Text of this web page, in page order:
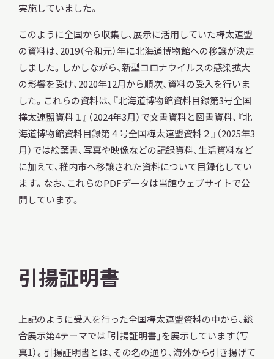
検
索
サイトマップ 入札・公開情報 プライバシーポリシー
X 公式アカウント YouTube公式チャンネル
実施していました。
このように全国から収集し、展示に活用していた樺太連盟
の資料は、2019（令和元）年に北海道博物館への移譲が決定
しました。しかしながら、新型コロナウイルスの感染拡大
の影響を受け、2020年12月から順次、資料の受入を行いま
した。これらの資料は、『北海道博物館資料目録第3号全国
樺太連盟資料１』（2024年3月）で文書資料と図書資料、『北
海道博物館資料目録第４号全国樺太連盟資料２』（2025年3
月）では絵葉書、写真や映像などの記録資料、生活資料など
に加えて、稚内市へ移譲された資料について目録化してい
ます。なお、これらのPDFデータは当館ウェブサイトで公
開しています。
引揚証明書
上記のように受入を行った全国樺太連盟資料の中から、総
合展示第4テーマでは「引揚証明書」を展示しています（写
真1）。引揚証明書とは、その名の通り、海外から引き揚げて